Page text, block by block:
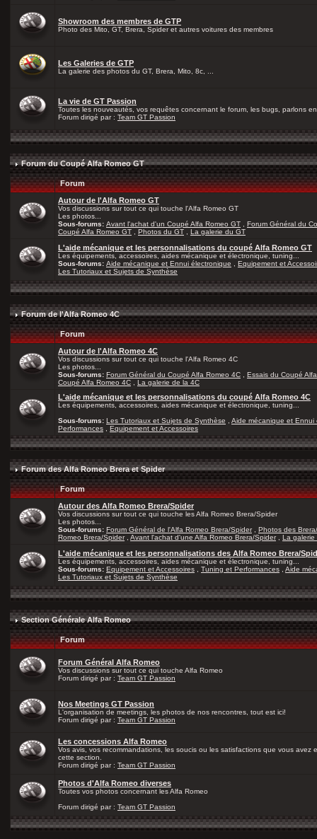
Showroom des membres de GTP
Photo des Mito, GT, Brera, Spider et autres voitures des membres
Les Galeries de GTP
La galerie des photos du GT, Brera, Mito, 8c, ...
La vie de GT Passion
Toutes les nouveautés, vos requêtes concernant le forum, les bugs, parlons
Forum dirigé par : Team GT Passion
Forum du Coupé Alfa Romeo GT
Forum
Autour de l'Alfa Romeo GT
Vos discussions sur tout ce qui touche l'Alfa Romeo GT
Les photos...
Sous-forums: Avant l'achat d'un Coupé Alfa Romeo GT
Forum Général du
Coupé Alfa Romeo GT
Photos du GT La galerie du GT
L'aide mécanique et les personnalisations du coupé Alfa Romeo GT
Les équipements, accessoires, aides mécanique et électronique, tuning...
Sous-forums: Aide mécanique et Ennui électronique
Equipement et
Les Tutoriaux et Sujets de Synthèse
Forum de l'Alfa Romeo 4C
Forum
Autour de l'Alfa Romeo 4C
Vos discussions sur tout ce qui touche l'Alfa Romeo 4C
Les photos...
Sous-forums: Forum Général du Coupé Alfa Romeo 4C
Essais du Coupé
Coupé Alfa Romeo 4C
La galerie de la 4C
L'aide mécanique et les personnalisations du coupé Alfa Romeo 4C
Les équipements, accessoires, aides mécanique et électronique, tuning...
Sous-forums: Les Tutoriaux et Sujets de Synthèse
Aide mécanique et Ennui
Performances
Equipement et Accessoires
Forum des Alfa Romeo Brera et Spider
Forum
Autour des Alfa Romeo Brera/Spider
Vos discussions sur tout ce qui touche les Alfa Romeo Brera/Spider
Les photos...
Sous-forums: Forum Général de l'Alfa Romeo Brera/Spider, Photos des
Romeo Brera/Spider, Avant l'achat d'une Alfa Romeo Brera/Spider, La galerie
L'aide mécanique et les personnalisations des Alfa Romeo Brera/
Les équipements, accessoires, aides mécanique et électronique, tuning...
Sous-forums: Equipement et Accessoires Tuning et Performances
Aide
Les Tutoriaux et Sujets de Synthèse
Section Générale Alfa Romeo
Forum
Forum Général Alfa Romeo
Vos discussions sur tout ce qui touche Alfa Romeo
Forum dirigé par : Team GT Passion
Nos Meetings GT Passion
L'organisation de meetings, les photos de nos rencontres, tout est ici!
Forum dirigé par : Team GT Passion
Les concessions Alfa Romeo
Vos avis, vos recommandations, les soucis ou les satisfactions que vous avez
cette section.
Forum dirigé par : Team GT Passion
Photos d'Alfa Romeo diverses
Toutes vos photos concernant les Alfa Romeo
Forum dirigé par : Team GT Passion